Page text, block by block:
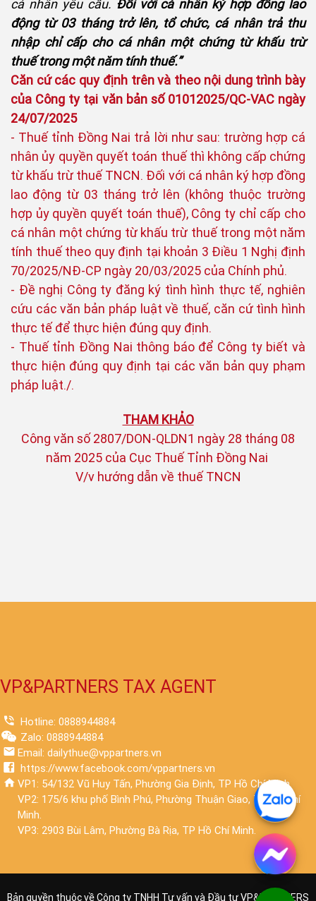
cá nhân yêu cầu. Đối với cá nhân ký hợp đồng lao
động từ 03 tháng trở lên, tổ chức, cá nhân trả thu
nhập chỉ cấp cho cá nhân một chứng từ khấu trừ
thuế trong một năm tính thuế.”
Căn cứ các quy định trên và theo nội dung trình bày
của Công ty tại văn bản số 01012025/QC-VAC ngày
24/07/2025
- Thuế tỉnh Đồng Nai trả lời như sau: trường hợp cá
nhân ủy quyền quyết toán thuế thì không cấp chứng
từ khấu trừ thuế TNCN. Đối với cá nhân ký hợp đồng
lao động từ 03 tháng trở lên (không thuộc trường
hợp ủy quyền quyết toán thuế), Công ty chỉ cấp cho
cá nhân một chứng từ khấu trừ thuế trong một năm
tính thuế theo quy định tại khoản 3 Điều 1 Nghị định
70/2025/NĐ-CP ngày 20/03/2025 của Chính phủ.
- Đề nghị Công ty đăng ký tình hình thực tế, nghiên
cứu các văn bản pháp luật về thuế, căn cứ tình hình
thực tế để thực hiện đúng quy định.
- Thuế tỉnh Đồng Nai thông báo để Công ty biết và
thực hiện đúng quy định tại các văn bản quy phạm
pháp luật./.
THAM KHẢO
Công văn số 2807/DON-QLDN1 ngày 28 tháng 08
năm 2025 của Cục Thuế Tỉnh Đồng Nai
V/v hướng dẫn về thuế TNCN
VP&PARTNERS TAX AGENT
Hotline: 0888944884
Zalo: 0888944884
Email: dailythue@vppartners.vn
https://www.facebook.com/vppartners.vn
VP1: 54/132 Vũ Huy Tấn, Phường Gia Định, TP Hồ Chí Minh.
VP2: 175/6 khu phố Bình Phú, Phường Thuận Giao, TP Hồ Chí
Minh.
VP3: 2903 Bùi Lâm, Phường Bà Rịa, TP Hồ Chí Minh.
Bản quyền thuộc về Công ty TNHH Tư vấn và Đầu tư VP&PARTNERS